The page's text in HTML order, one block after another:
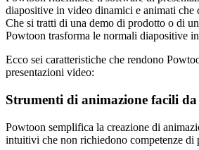
diapositive in video dinamici e animati che
Che si tratti di una demo di prodotto o di
Powtoon trasforma le normali diapositive
Ecco sei caratteristiche che rendono
presentazioni video:
Strumenti di animazione facili da
Powtoon semplifica la creazione di
intuitivi che non richiedono competenze di